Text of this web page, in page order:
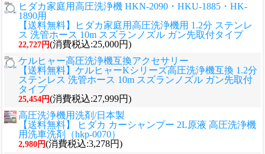
ヒダカ家庭用高圧洗浄機 HKN-2090・HKU-1885・HK-
1890用
【送料無料】ヒダカ家庭用高圧洗浄機用 1.2分 ステンレ
ス 洗管ホース 10m スズランノズル ガン先取付タイプ
22,727円(消費税込:25,000円)
ケルヒャー高圧洗浄機互換アクセサリー
【送料無料】ケルヒャーKシリーズ高圧洗浄機互換 1.2分
ステンレス 洗管ホース 10m スズランノズル ガン先取付
タイプ
25,454円(消費税込:27,999円)
高圧洗浄機用洗剤/日本製
【送料無料】 ヒダカ カーシャンプー 2L原液 高圧洗浄機
用洗車洗剤（hkp-0070）
2,980円(消費税込:3,278円)